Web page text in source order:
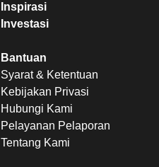
Inspirasi
Investasi
Bantuan
Syarat & Ketentuan
Kebijakan Privasi
Hubungi Kami
Pelayanan Pelaporan
Tentang Kami